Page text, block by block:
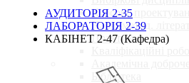
Курсове
Навч.-метод.
Практики
Академічна
Бібліотека
АУДИТОРІЯ 2-35
ЛАБОРАТОРІЯ 2-39
КАБІНЕТ 2-47 (Кафедра)